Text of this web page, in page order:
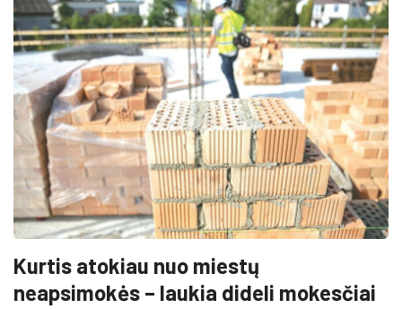
Kurtis atokiau nuo miestų
neapsimokės – laukia dideli mokesčiai